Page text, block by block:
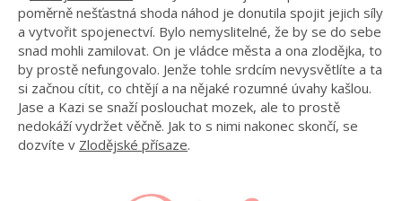
poměrně nešťastná shoda náhod je donutila spojit jejich síly
a vytvořit spojenectví. Bylo nemyslitelné, že by se do sebe
snad mohli zamilovat. On je vládce města a ona zlodějka, to
by prostě nefungovalo. Jenže tohle srdcím nevysvětlíte a ta
si začnou cítit, co chtějí a na nějaké rozumné úvahy kašlou.
Jase a Kazi se snaží poslouchat mozek, ale to prostě
nedokáží vydržet věčně. Jak to s nimi nakonec skončí, se
dozvíte v Zlodějské přísaze.